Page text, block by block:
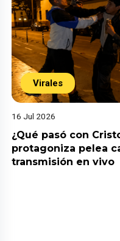
Virales
16 Jul 2026
¿Qué pasó con
protagoniza pelea
transmisión en vivo